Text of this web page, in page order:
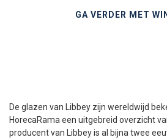
GA VERDER MET
De glazen van Libbey zijn wereldwijd
HorecaRama een uitgebreid overzicht
producent van Libbey is al bijna twee